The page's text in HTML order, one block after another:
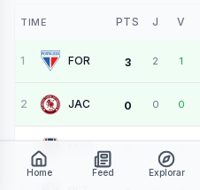
TIME PTS J V
1 FOR 3 2 1
2 JAC 0 0 0
Home Feed Explorar